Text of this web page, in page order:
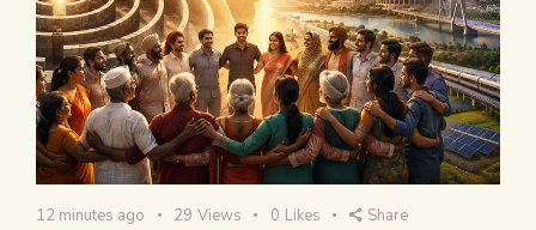
12 minutes ago 29 Views 0 Likes Share